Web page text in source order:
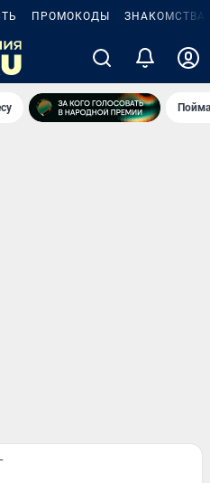
ПРОМОКОДЫ ЗНАКОМСТВА